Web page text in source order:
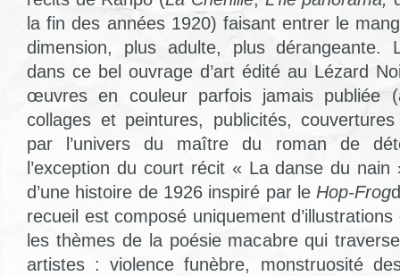
la fin des années 1920) faisant entrer le
dimension, plus adulte, plus dérangeante.
dans ce bel ouvrage d’art édité au Lézard
œuvres en couleur parfois jamais publiée
collages et peintures, publicités,
par l’univers du maître du roman de
l’exception du court récit « La danse du
d’une histoire de 1926 inspiré par le Hop-Frog
recueil est composé uniquement d’illustrations
les thèmes de la poésie macabre qui
artistes : violence funèbre, monstruosité